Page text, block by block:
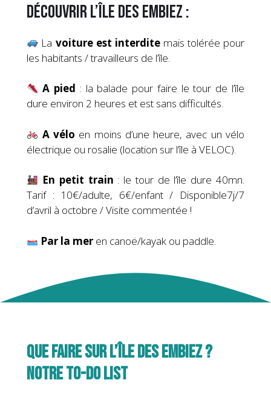
Découvrir l’île des Embiez :
La voiture est interditemais tolérée pour
les habitants / travailleurs de l’île.
A pied : la balade pour faire le tour de l’île
dure environ 2 heures et est sans difficultés.
A vélo en moins d’une heure, avec un vélo
électrique ou rosalie (location sur l’île à VELOC).
En petit train : le tour de l’île dure 40mn.
Tarif : 10€/adulte, 6€/enfant / Disponible7j/7
d’avril à octobre / Visite commentée !
Par la mer en canoë/kayak ou paddle.
QUE FAIRE SUR L’ÎLE DES EMBIEZ ?
NOTRE TO-DO LIST